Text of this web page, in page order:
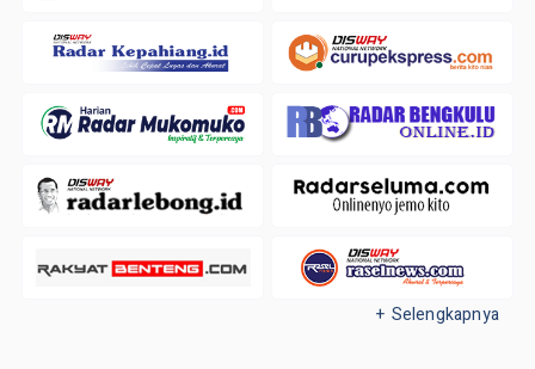
+ Selengkapnya